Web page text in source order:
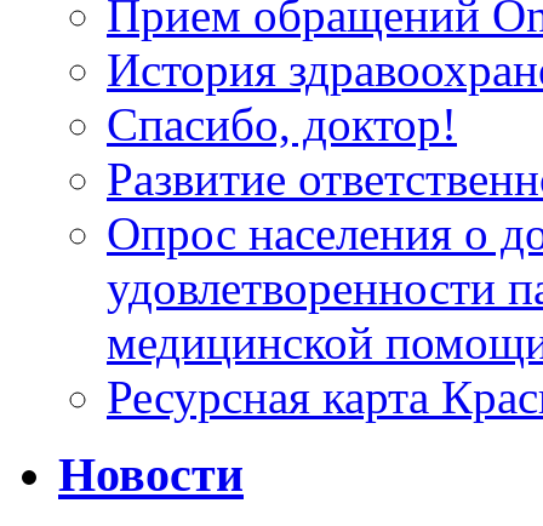
Прием обращений
История
Спасибо, доктор!
Развитие
Опрос населения о
удовлетворенности
медицинской
Ресурсная карта
Новости